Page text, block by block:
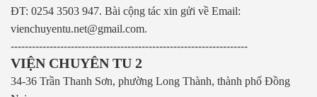
ĐT: 0254 3503 947. Bài cộng tác xin gửi về Email:
vienchuyentu.net@gmail.com.
-------------------------------------------------------------------
VIỆN CHUYÊN TU 2
34-36 Trần Thanh Sơn, phường Long Thành, thành phố Đồng